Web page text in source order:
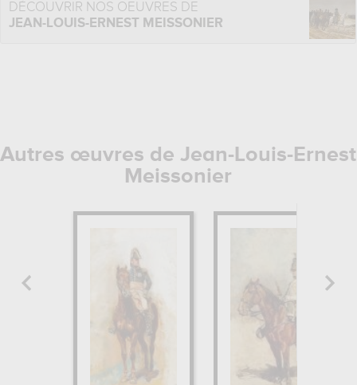
DÉCOUVRIR NOS OEUVRES DE
JEAN-LOUIS-ERNEST MEISSONIER
Autres œuvres de Jean-Louis-Ernest
Meissonier